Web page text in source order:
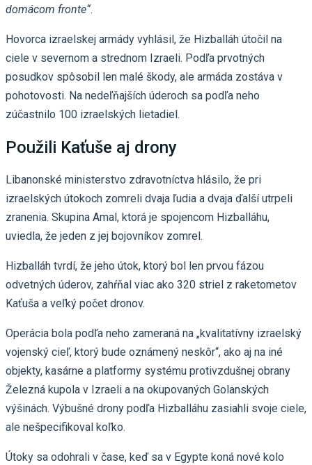
domácom fronte“.
Hovorca izraelskej armády vyhlásil, že Hizballáh útočil na
ciele v severnom a strednom Izraeli. Podľa prvotných
posudkov spôsobil len malé škody, ale armáda zostáva v
pohotovosti. Na nedeľňajších úderoch sa podľa neho
zúčastnilo 100 izraelských lietadiel.
Použili Kaťuše aj drony
Libanonské ministerstvo zdravotníctva hlásilo, že pri
izraelských útokoch zomreli dvaja ľudia a dvaja ďalší utrpeli
zranenia. Skupina Amal, ktorá je spojencom Hizballáhu,
uviedla, že jeden z jej bojovníkov zomrel.
Hizballáh tvrdí, že jeho útok, ktorý bol len prvou fázou
odvetných úderov, zahŕňal viac ako 320 striel z raketometov
Kaťuša a veľký počet dronov.
Operácia bola podľa neho zameraná na „kvalitatívny izraelský
vojenský cieľ, ktorý bude oznámený neskôr“, ako aj na iné
objekty, kasárne a platformy systému protivzdušnej obrany
Železná kupola v Izraeli a na okupovaných Golanských
výšinách. Výbušné drony podľa Hizballáhu zasiahli svoje ciele,
ale nešpecifikoval koľko.
Útoky sa odohrali v čase, keď sa v Egypte koná nové kolo